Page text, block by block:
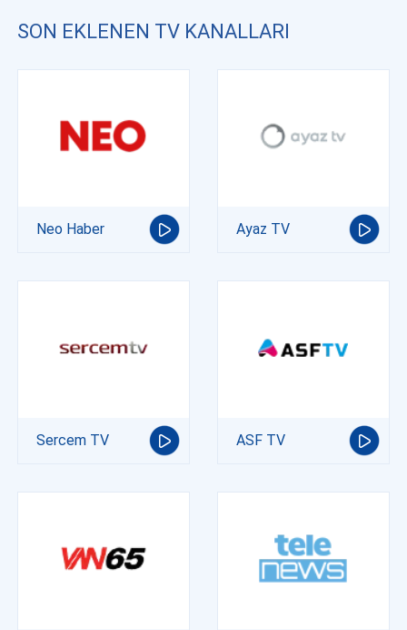
SON EKLENEN TV KANALLARI
Neo Haber Ayaz TV
Sercem TV ASF TV